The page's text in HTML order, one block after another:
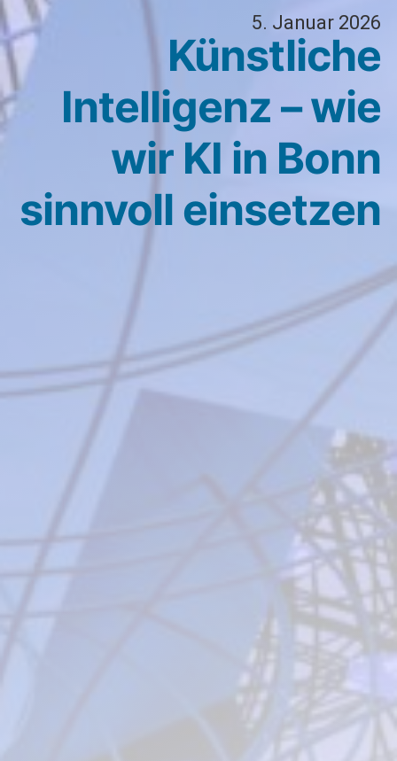
5. Januar 2026
Künstliche
Intelligenz – wie
wir KI in Bonn
sinnvoll einsetzen